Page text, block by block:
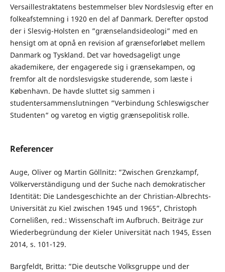
Versaillestraktatens bestemmelser blev Nordslesvig efter en
folkeafstemning i 1920 en del af Danmark. Derefter opstod
der i Slesvig-Holsten en ”grænselandsideologi” med en
hensigt om at opnå en revision af grænseforløbet mellem
Danmark og Tyskland. Det var hovedsageligt unge
akademikere, der engagerede sig i grænsekampen, og
fremfor alt de nordslesvigske studerende, som læste i
København. De havde sluttet sig sammen i
studentersammenslutningen ”Verbindung Schleswigscher
Studenten“ og varetog en vigtig grænsepolitisk rolle.
Referencer
Auge, Oliver og Martin Göllnitz: ”Zwischen Grenzkampf,
Völkerverständigung und der Suche nach demokratischer
Identität: Die Landesgeschichte an der Christian-Albrechts-
Universität zu Kiel zwischen 1945 und 1965”, Christoph
Cornelißen, red.: Wissenschaft im Aufbruch. Beiträge zur
Wiederbegründung der Kieler Universität nach 1945, Essen
2014, s. 101-129.
Bargfeldt, Britta: ”Die deutsche Volksgruppe und der